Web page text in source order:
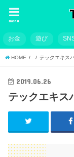
menu
お金 遊び
HOME テックエキス
2019.06.26
テックエキス